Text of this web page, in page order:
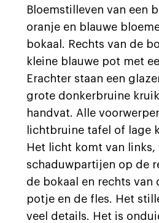
Bloemstilleven van een
oranje en blauwe
bokaal. Rechts van de
kleine blauwe pot met
Erachter staan een
grote donkerbruine
handvat. Alle
lichtbruine tafel of lage
Het licht komt van
schaduwpartijen op de
de bokaal en rechts van
potje en de fles. Het
veel details. Het is